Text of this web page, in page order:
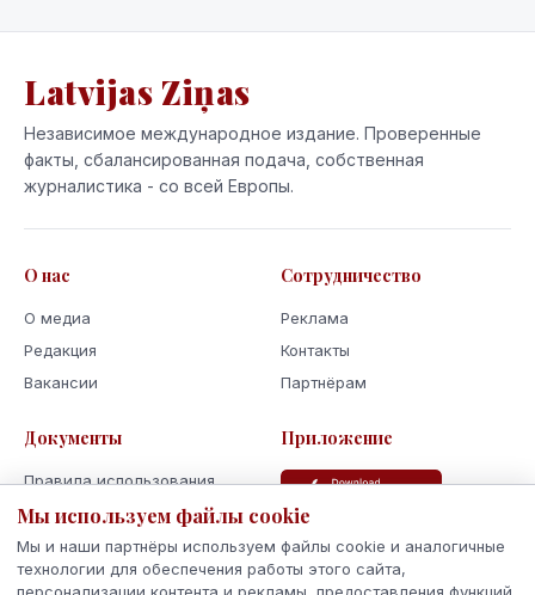
Latvijas Ziņas
Независимое международное издание. Проверенные
факты, сбалансированная подача, собственная
журналистика - со всей Европы.
О нас
О медиа
Редакция
Вакансии
Сотрудничество
Реклама
Контакты
Партнёрам
Документы
Правила использования
Политика
Использование cookie
Приложение
Мы используем файлы cookie
Мы и наши партнёры используем файлы cookie и аналогичные
технологии для обеспечения работы этого сайта,